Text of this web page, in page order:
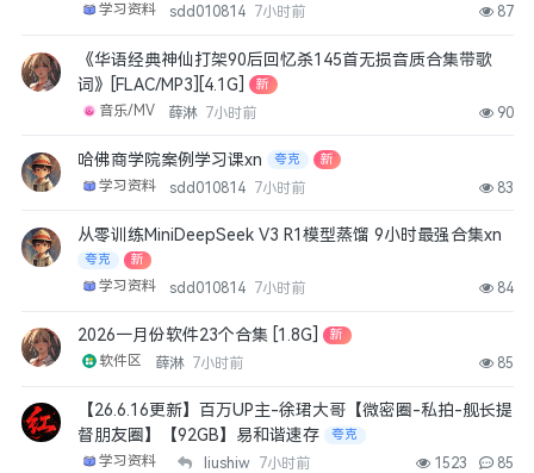
学习资料 sdd010814 7小时前 87
《华语经典神仙打架90后回忆杀145首无损音质合集带歌
词》[FLAC/MP3][4.1G]
新
音乐/MV 薛淋 7小时前 90
哈佛商学院案例学习课xn 夸克 新
学习资料 sdd010814 7小时前 83
从零训练MiniDeepSeek V3 R1模型蒸馏 9小时最强合集xn
夸克 新
学习资料 sdd010814 7小时前 84
2026一月份软件23个合集 [1.8G] 新
软件区 薛淋 7小时前 85
【26.6.16更新】百万UP主-徐珺大哥【微密圈-私拍-舰长提
督朋友圈】【92GB】易和谐速存
夸克
学习资料 liushiw 7小时前 1523 85
无敌少侠
4月前
观棋
打卡
hck541089702
4月前
牛逼
3月前